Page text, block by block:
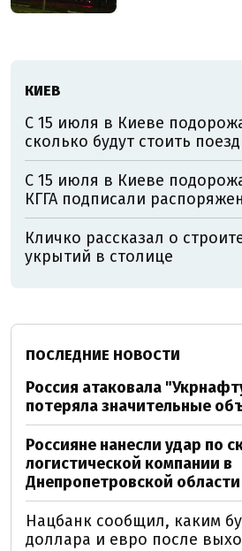
КИЕВ
С 15 июля в Киеве
сколько будут стоить
С 15 июля в Киеве
КГГА подписали
Кличко рассказал о
укрытий в столице
ПОСЛЕДНИЕ НОВОСТИ
Россия атаковала
потеряла значительные
Россияне нанесли удар по
логистической компании в
Днепропетровской области
Нацбанк сообщил, каким
доллара и евро после